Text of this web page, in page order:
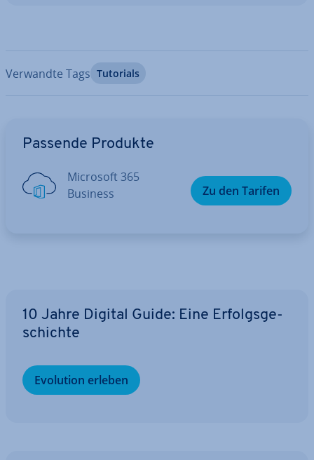
Verwandte Tags Tutorials
Passende Produkte
Microsoft 365
Business
Zu den Tarifen
10 Jahre Digital Guide: Eine Er­folgs­ge­
schich­te
Evolution erleben